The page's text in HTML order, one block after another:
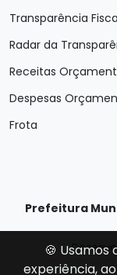
Transparência
Radar da
Receitas
Despesas
Frota
Prefeitura
🍪
experiência,